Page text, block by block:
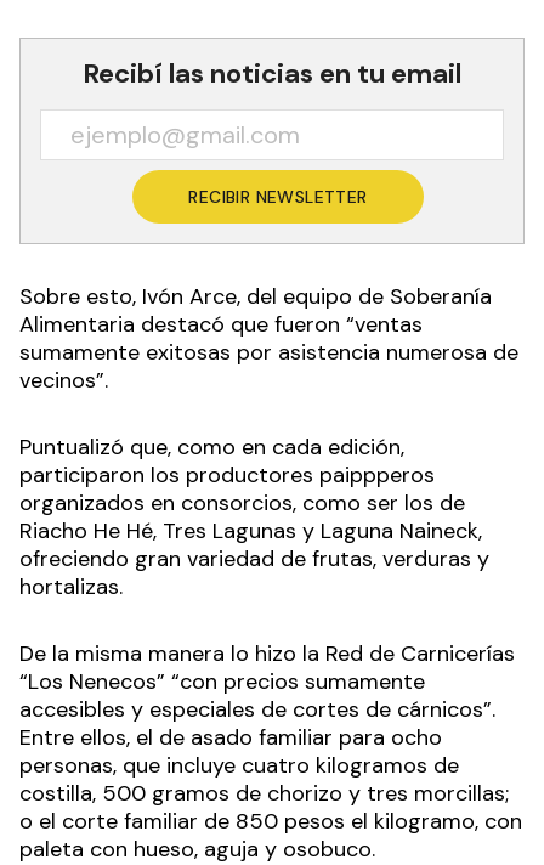
Recibí las noticias en tu email
RECIBIR NEWSLETTER
Sobre esto, Ivón Arce, del equipo de Soberanía
Alimentaria destacó que fueron “ventas
sumamente exitosas por asistencia numerosa de
vecinos”.
Puntualizó que, como en cada edición,
participaron los productores paippperos
organizados en consorcios, como ser los de
Riacho He Hé, Tres Lagunas y Laguna Naineck,
ofreciendo gran variedad de frutas, verduras y
hortalizas.
De la misma manera lo hizo la Red de Carnicerías
“Los Nenecos” “con precios sumamente
accesibles y especiales de cortes de cárnicos”.
Entre ellos, el de asado familiar para ocho
personas, que incluye cuatro kilogramos de
costilla, 500 gramos de chorizo y tres morcillas;
o el corte familiar de 850 pesos el kilogramo, con
paleta con hueso, aguja y osobuco.